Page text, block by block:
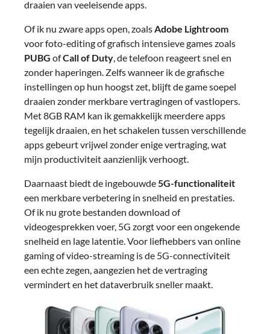
draaien van veeleisende apps.
Of ik nu zware apps open, zoalsAdobe Lightroom
voor foto-editing of grafisch intensieve games zoals
PUBG ofCall of Duty, de telefoon reageert snel en
zonder haperingen. Zelfs wanneer ik de grafische
instellingen op hun hoogst zet, blijft de game soepel
draaien zonder merkbare vertragingen of vastlopers.
Met 8GB RAM kan ik gemakkelijk meerdere apps
tegelijk draaien, en het schakelen tussen verschillende
apps gebeurt vrijwel zonder enige vertraging, wat
mijn productiviteit aanzienlijk verhoogt.
Daarnaast biedt de ingebouwde5G-functionaliteit
een merkbare verbetering in snelheid en prestaties.
Of ik nu grote bestanden download of
videogesprekken voer, 5G zorgt voor een ongekende
snelheid en lage latentie. Voor liefhebbers van online
gaming of video-streaming is de 5G-connectiviteit
een echte zegen, aangezien het de vertraging
vermindert en het dataverbruik sneller maakt.